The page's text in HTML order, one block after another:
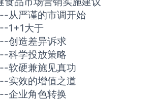
从严谨的市调开始
1+1大于
创造差异诉求
科学投放策略
软硬兼施见真功
实效的增值之道
企业角色转换